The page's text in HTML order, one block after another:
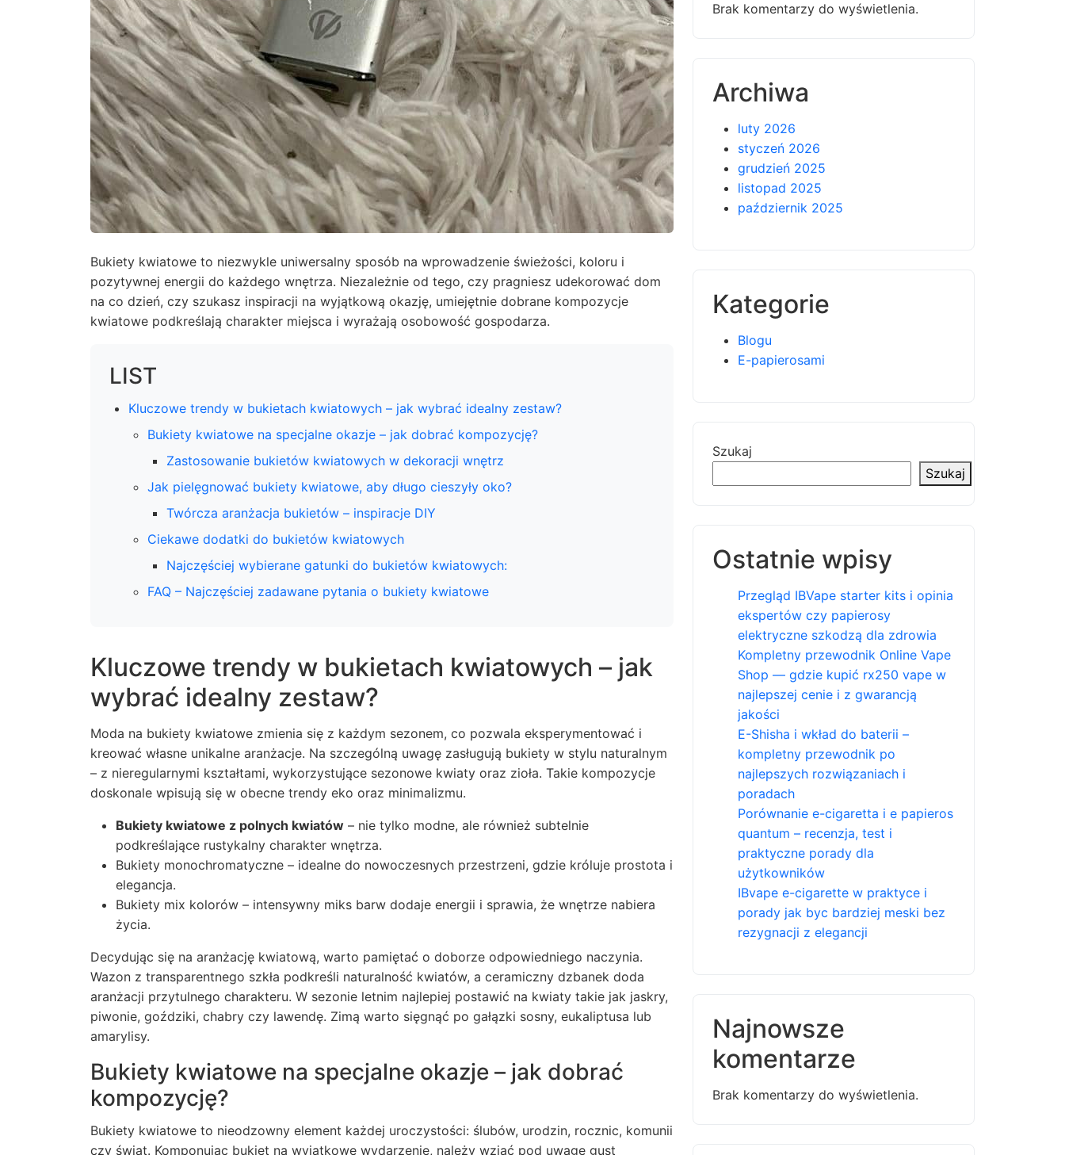
Bukiety kwiatowe to niezwykle uniwersalny sposób na wprowadzenie świeżości, koloru i
pozytywnej energii do każdego wnętrza. Niezależnie od tego, czy pragniesz udekorować dom
na co dzień, czy szukasz inspiracji na wyjątkową okazję, umiejętnie dobrane kompozycje
kwiatowe podkreślają charakter miejsca i wyrażają osobowość gospodarza.
LIST
Kluczowe trendy w bukietach kwiatowych – jak wybrać idealny zestaw?
Bukiety kwiatowe na specjalne okazje – jak dobrać kompozycję?
Zastosowanie bukietów kwiatowych w dekoracji wnętrz
Jak pielęgnować bukiety kwiatowe, aby długo cieszyły oko?
Twórcza aranżacja bukietów – inspiracje DIY
Ciekawe dodatki do bukietów kwiatowych
Najczęściej wybierane gatunki do bukietów kwiatowych:
FAQ – Najczęściej zadawane pytania o bukiety kwiatowe
Kluczowe trendy w bukietach kwiatowych – jak
wybrać idealny zestaw?
Moda na bukiety kwiatowe zmienia się z każdym sezonem, co pozwala eksperymentować i
kreować własne unikalne aranżacje. Na szczególną uwagę zasługują bukiety w stylu naturalnym
– z nieregularnymi kształtami, wykorzystujące sezonowe kwiaty oraz zioła. Takie kompozycje
doskonale wpisują się w obecne trendy eko oraz minimalizmu.
Bukiety kwiatowe z polnych kwiatów – nie tylko modne, ale również subtelnie
podkreślające rustykalny charakter wnętrza.
Bukiety monochromatyczne – idealne do nowoczesnych przestrzeni, gdzie króluje prostota i
elegancja.
Bukiety mix kolorów – intensywny miks barw dodaje energii i sprawia, że wnętrze nabiera
życia.
Decydując się na aranżację kwiatową, warto pamiętać o doborze odpowiedniego naczynia.
Wazon z transparentnego szkła podkreśli naturalność kwiatów, a ceramiczny dzbanek doda
aranżacji przytulnego charakteru. W sezonie letnim najlepiej postawić na kwiaty takie jak jaskry,
piwonie, goździki, chabry czy lawendę. Zimą warto sięgnąć po gałązki sosny, eukaliptusa lub
amarylisy.
Bukiety kwiatowe na specjalne okazje – jak dobrać
kompozycję?
Bukiety kwiatowe to nieodzowny element każdej uroczystości: ślubów, urodzin, rocznic, komunii
czy świąt. Komponując bukiet na wyjątkowe wydarzenie, należy wziąć pod uwagę gust
Brak komentarzy do wyświetlenia.
Archiwa
luty 2026
styczeń 2026
grudzień 2025
listopad 2025
październik 2025
Kategorie
Blogu
E-papierosami
Szukaj
Szukaj
Ostatnie wpisy
Przegląd IBVape starter kits i opinia
ekspertów czy papierosy
elektryczne szkodzą dla zdrowia
Kompletny przewodnik Online Vape
Shop — gdzie kupić rx250 vape w
najlepszej cenie i z gwarancją
jakości
E-Shisha i wkład do baterii –
kompletny przewodnik po
najlepszych rozwiązaniach i
poradach
Porównanie e-cigaretta i e papieros
quantum – recenzja, test i
praktyczne porady dla
użytkowników
IBvape e-cigarette w praktyce i
porady jak byc bardziej meski bez
rezygnacji z elegancji
Najnowsze
komentarze
Brak komentarzy do wyświetlenia.